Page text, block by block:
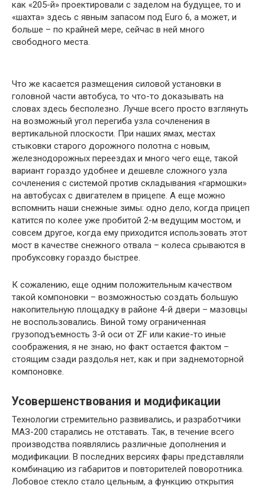
как «205-й» проектировали с заделом на будущее, то и
«шахта» здесь с явным запасом под Euro 6, а может, и
больше – по крайней мере, сейчас в ней много
свободного места.
Что же касается размещения силовой установки в
головной части автобуса, то что-то доказывать на
словах здесь бесполезно. Лучше всего просто взглянуть
на возможный угол перегиба узла сочленения в
вертикальной плоскости. При наших ямах, местах
стыковки старого дорожного полотна с новым,
железнодорожных переездах и много чего еще, такой
вариант гораздо удобнее и дешевле сложного узла
сочленения с системой против складывания «гармошки»
на автобусах с двигателем в прицепе. А еще можно
вспомнить наши снежные зимы: одно дело, когда прицеп
катится по колее уже пробитой 2-м ведущим мостом, и
совсем другое, когда ему приходится использовать этот
мост в качестве снежного отвала – колеса срываются в
пробуксовку гораздо быстрее.
К сожалению, еще одним положительным качеством
такой компоновки – возможностью создать большую
накопительную площадку в районе 4-й двери – мазовцы
не воспользовались. Виной тому ограниченная
грузоподъемность 3-й оси от ZF или какие-то иные
соображения, я не знаю, но факт остается фактом –
стоящим сзади раздолья нет, как и при заднемоторной
компоновке.
Усовершенствования и модификации
Технологии стремительно развивались, и разработчики
МАЗ-200 старались не отставать. Так, в течение всего
производства появлялись различные дополнения и
модификации. В последних версиях фары представляли
комбинацию из габаритов и повторителей поворотника.
Лобовое стекло стало цельным, а функцию открытия